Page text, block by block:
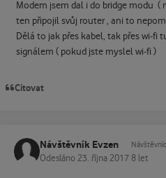
Modem jsem dal i do bridge modu (
ten připojil svůj router , ani to
Dělá to jak přes kabel, tak přes wi-fi
signálem ( pokud jste myslel wi-fi )
Citovat
Návštěvník Evzen
Odesláno 23. října 2017 8 let